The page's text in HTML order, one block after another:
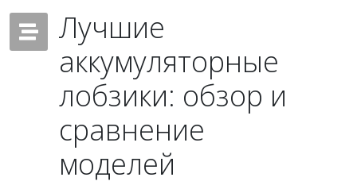
Лучшие
аккумуляторные
лобзики: обзор и
сравнение
моделей